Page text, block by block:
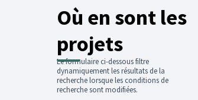
Où en sont les
projets
Le formulaire ci-dessous filtre
dynamiquement les résultats de la
recherche lorsque les conditions de
recherche sont modifiées.